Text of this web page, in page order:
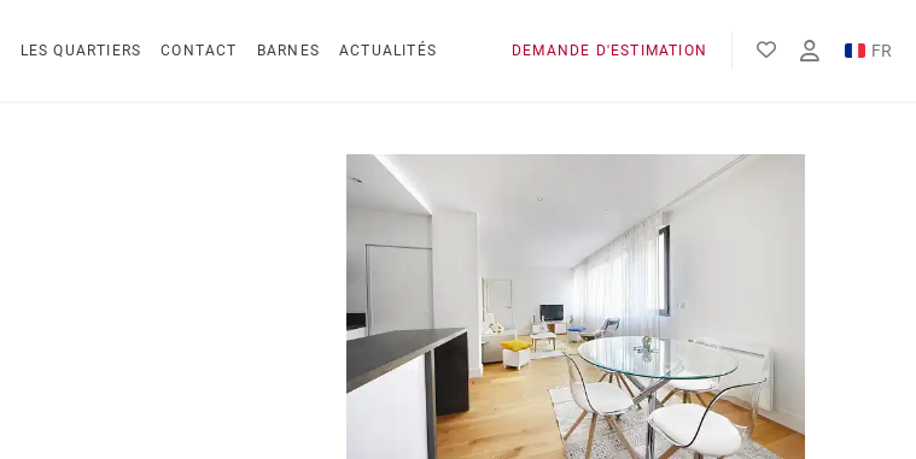
LES QUARTIERS CONTACT BARNES ACTUALITÉS DEMANDE D'ESTIMATION
FR